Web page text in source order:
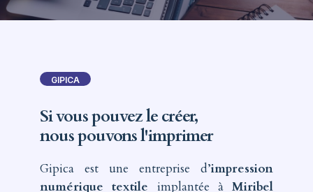
GIPICA
Si vous pouvez le créer,
nous pouvons l'imprimer
Gipica est une entreprise d’impression
numérique textile implantée àMiribel